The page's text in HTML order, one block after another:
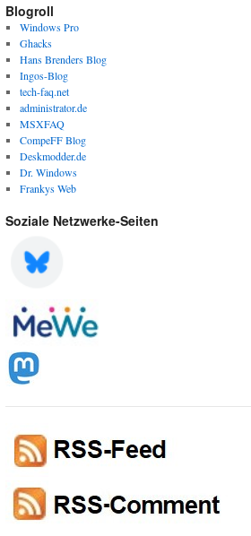
Blogroll
Windows Pro
Ghacks
Hans Brenders Blog
Ingos-Blog
tech-faq.net
administrator.de
MSXFAQ
CompeFF Blog
Deskmodder.de
Dr. Windows
Frankys Web
Soziale Netzwerke-Seiten